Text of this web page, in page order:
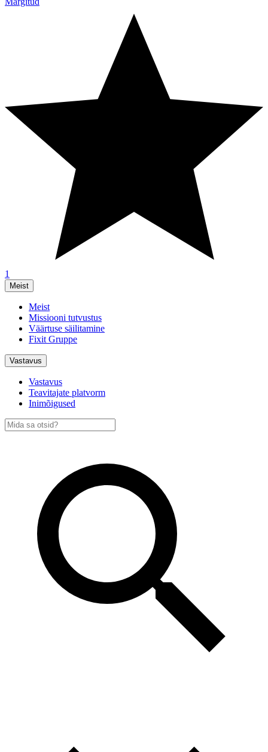
1
Meist
Meist
Missiooni tutvustus
Väärtuse säilitamine
Fixit Gruppe
Vastavus
Vastavus
Teavitajate platvorm
Inimõigused